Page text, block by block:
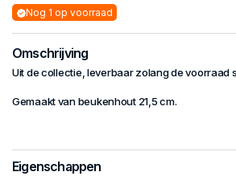
Nog 1 op voorraad
Omschrijving
Uit de collectie, leverbaar zolang de voorraad
Gemaakt van beukenhout 21,5 cm.
Eigenschappen